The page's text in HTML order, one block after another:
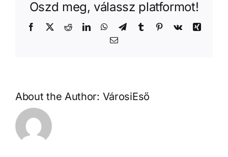
Oszd meg, válassz platformot!
Facebook
X RedditLinkedInWhatsApp
TelegramTumblr Pinterest
Vk
Xing
Email:
About the Author: VárosiEső